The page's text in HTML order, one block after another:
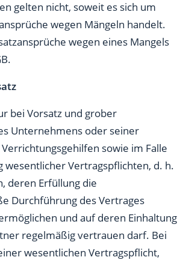
gelten nicht, soweit es sich um
wegen Mängeln handelt.
wegen eines Mangels
bei Vorsatz und grober
Unternehmens oder seiner
sowie im Falle
wesentlicher Vertragspflichten, d. h.
deren Erfüllung die
Durchführung des Vertrages
und auf deren Einhaltung
regelmäßig vertrauen darf. Bei
wesentlichen Vertragspflicht,